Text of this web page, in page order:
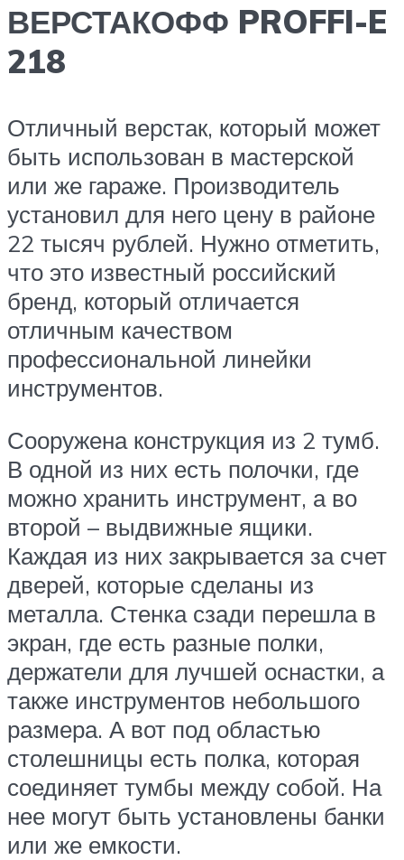
ВЕРСТАКОФФ PROFFI-E
218
Отличный верстак, который может
быть использован в мастерской
или же гараже. Производитель
установил для него цену в районе
22 тысяч рублей. Нужно отметить,
что это известный российский
бренд, который отличается
отличным качеством
профессиональной линейки
инструментов.
Сооружена конструкция из 2 тумб.
В одной из них есть полочки, где
можно хранить инструмент, а во
второй – выдвижные ящики.
Каждая из них закрывается за счет
дверей, которые сделаны из
металла. Стенка сзади перешла в
экран, где есть разные полки,
держатели для лучшей оснастки, а
также инструментов небольшого
размера. А вот под областью
столешницы есть полка, которая
соединяет тумбы между собой. На
нее могут быть установлены банки
или же емкости.